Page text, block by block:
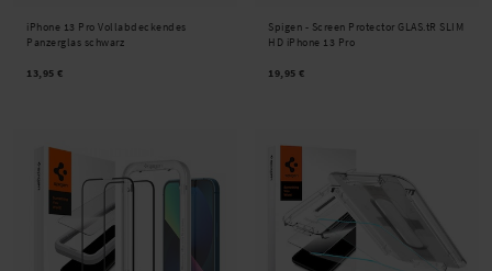
iPhone 13 Pro Vollabdeckendes
Panzerglas schwarz
13,95 €
Spigen - Screen Protector GLAS.tR SLIM
HD iPhone 13 Pro
19,95 €